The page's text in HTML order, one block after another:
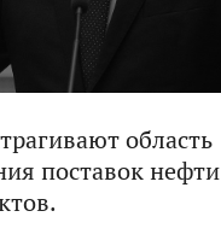
область
поставок нефти